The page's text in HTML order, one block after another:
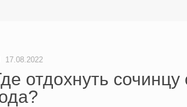
17.08.2022
отдохнуть